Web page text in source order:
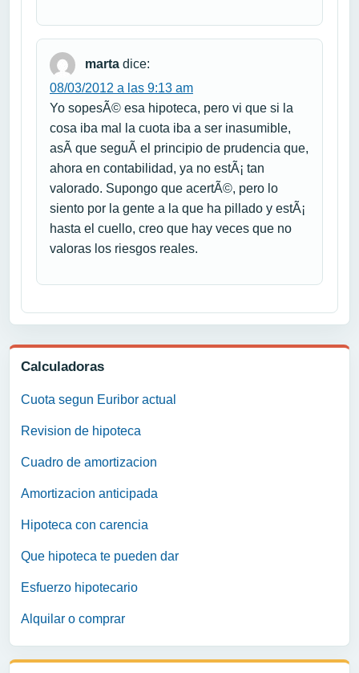
Calculadoras
Cuota segun Euribor actual
Revision de hipoteca
Cuadro de amortizacion
Amortizacion anticipada
Hipoteca con carencia
Que hipoteca te pueden dar
Esfuerzo hipotecario
Alquilar o comprar
marta dice:
08/03/2012 a las 9:13 am
Yo sopesÃ© esa hipoteca, pero vi que si la
cosa iba mal la cuota iba a ser inasumible,
asÃ­ que seguÃ­ el principio de prudencia que,
ahora en contabilidad, ya no estÃ¡ tan
valorado. Supongo que acertÃ©, pero lo
siento por la gente a la que ha pillado y estÃ¡
hasta el cuello, creo que hay veces que no
valoras los riesgos reales.